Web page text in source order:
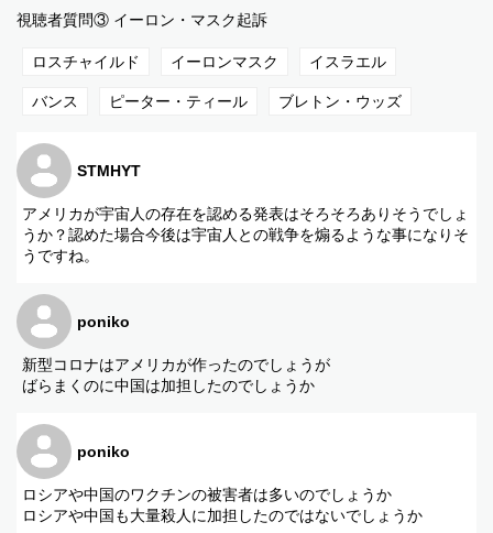
視聴者質問③ イーロン・マスク起訴
ロスチャイルド イーロンマスク イスラエル
バンス ピーター・ティール ブレトン・ウッズ
STMHYT
アメリカが宇宙人の存在を認める発表はそろそろありそうでしょ
うか？認めた場合今後は宇宙人との戦争を煽るような事になりそ
うですね。
poniko
新型コロナはアメリカが作ったのでしょうが
ばらまくのに中国は加担したのでしょうか
poniko
ロシアや中国のワクチンの被害者は多いのでしょうか
ロシアや中国も大量殺人に加担したのではないでしょうか